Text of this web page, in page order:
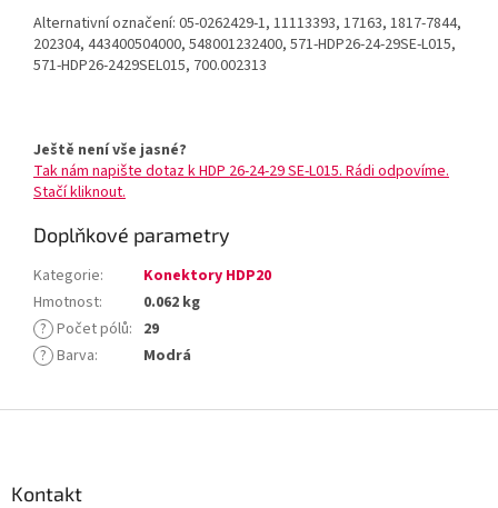
Alternativní označení: 05-0262429-1, 11113393, 17163, 1817-7844,
202304, 443400504000, 548001232400, 571-HDP26-24-29SE-L015,
571-HDP26-2429SEL015, 700.002313
Ještě není vše jasné?
Tak nám napište dotaz k HDP 26-24-29 SE-L015. Rádi odpovíme.
Stačí kliknout.
Doplňkové parametry
Kategorie:
Konektory HDP20
Hmotnost:
0.062 kg
? Počet pólů: 29
? Barva: Modrá
Kontakt